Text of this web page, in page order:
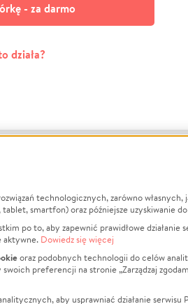
- za darmo
działa?
Informacje
Jak to działa?
Regulamin
Polityka Prywatności
O
Za
technologicznych, zarówno
smartfon) oraz późniejsze uzyskiwanie
po to, aby zapewnić prawidłowe
aktywne. Dowiedz się więcej
oraz podobnych technologii do celów
preferencji na stronie „Zarządzaj
aby usprawniać działanie